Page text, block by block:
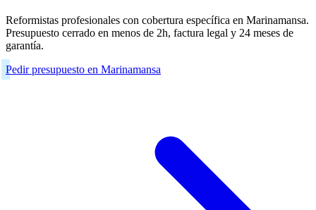
Reformistas profesionales con cobertura específica en Marinamansa.
Presupuesto cerrado en menos de 2h, factura legal y 24 meses de
garantía.
Pedir presupuesto en Marinamansa